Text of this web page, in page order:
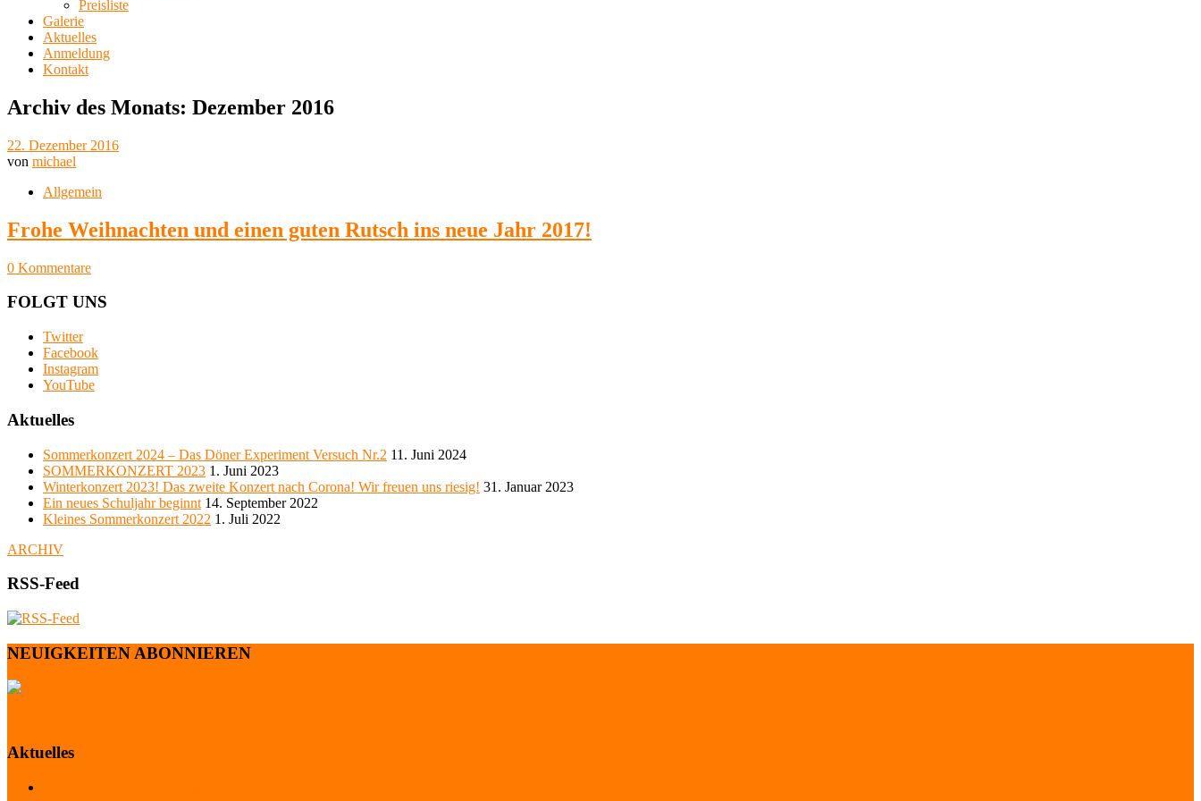
Preisliste
Galerie
Aktuelles
Anmeldung
Kontakt
Archiv des Monats: Dezember 2016
22. Dezember 2016
von michael
Allgemein
Frohe Weihnachten und einen guten Rutsch ins neue Jahr 2017!
0 Kommentare
FOLGT UNS
Twitter
Facebook
Instagram
YouTube
Aktuelles
Sommerkonzert 2024 – Das Döner Experiment Versuch Nr.2 11. Juni 2024
SOMMERKONZERT 2023 1. Juni 2023
Winterkonzert 2023! Das zweite Konzert nach Corona! Wir freuen uns riesig! 31. Januar 2023
Ein neues Schuljahr beginnt 14. September 2022
Kleines Sommerkonzert 2022 1. Juli 2022
ARCHIV
RSS-Feed
NEUIGKEITEN ABONNIEREN
Aktuelles